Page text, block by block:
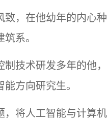
致，在他幼年的内心
系。
技术研发多年的他
方向研究生。
将人工智能与计算